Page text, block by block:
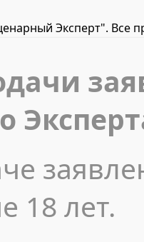
Эксперт". Все
18 лет.